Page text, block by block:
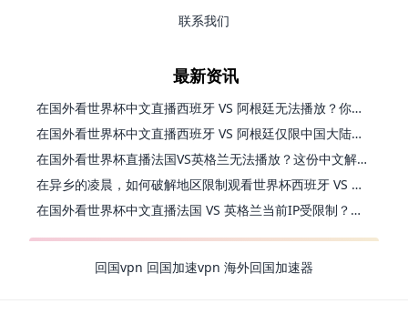
联系我们
最新资讯
在国外看世界杯中文直播西班牙 VS 阿根廷无法播放？你的解药在这里
在国外看世界杯中文直播西班牙 VS 阿根廷仅限中国大陆？别急，终极解决方案在这里
在国外看世界杯直播法国VS英格兰无法播放？这份中文解说观赛指南帮你解决
在异乡的凌晨，如何破解地区限制观看世界杯西班牙 VS 阿根廷？
在国外看世界杯中文直播法国 VS 英格兰当前IP受限制？这篇指南帮你解决所有问题
回国vpn 回国加速vpn 海外回国加速器